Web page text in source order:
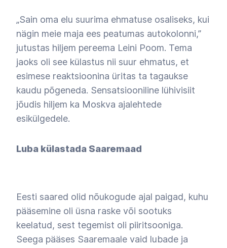
„Sain oma elu suurima ehmatuse osaliseks, kui
nägin meie maja ees peatumas autokolonni,”
jutustas hiljem pereema Leini Poom. Tema
jaoks oli see külastus nii suur ehmatus, et
esimese reaktsioonina üritas ta tagaukse
kaudu põgeneda. Sensatsiooniline lühivisiit
jõudis hiljem ka Moskva ajalehtede
esikülgedele.
Luba külastada Saaremaad
Eesti saared olid nõukogude ajal paigad, kuhu
pääsemine oli üsna raske või sootuks
keelatud, sest tegemist oli piiritsooniga.
Seega pääses Saaremaale vaid lubade ja